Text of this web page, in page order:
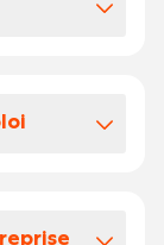
repas pour